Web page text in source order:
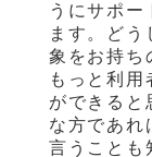
うにサポー
ます。ど
象をお持ち
もっと利用
ができると
な方であれ
言うことも